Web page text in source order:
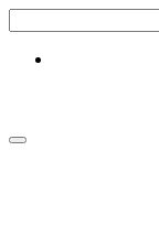
para
para